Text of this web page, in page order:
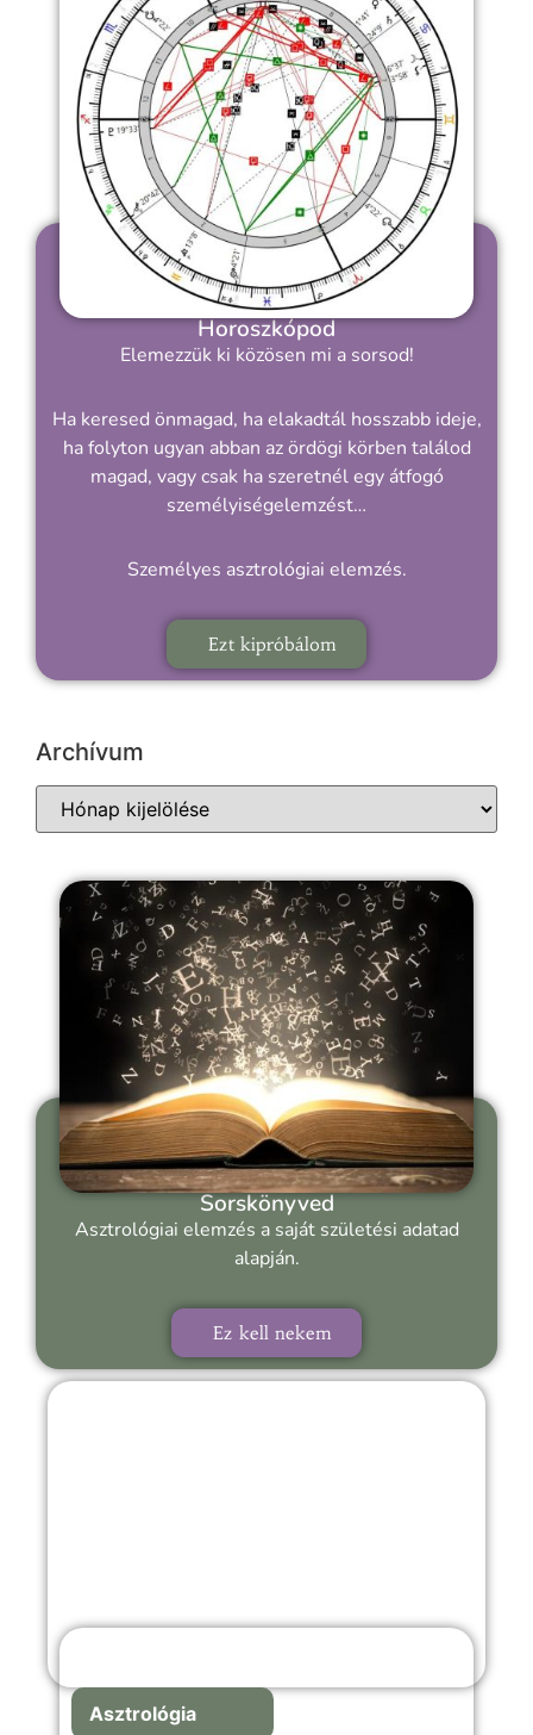
Horoszkópod
Elemezzük ki közösen mi a sorsod!
Ha keresed önmagad, ha elakadtál hosszabb ideje,
ha folyton ugyan abban az ördögi körben találod
magad, vagy csak ha szeretnél egy átfogó
személyiségelemzést…
Személyes asztrológiai elemzés.
Ezt kipróbálom
Archívum
Sorskönyved
Asztrológiai elemzés a saját születési adatad
alapján.
Ez kell nekem
Asztrológia